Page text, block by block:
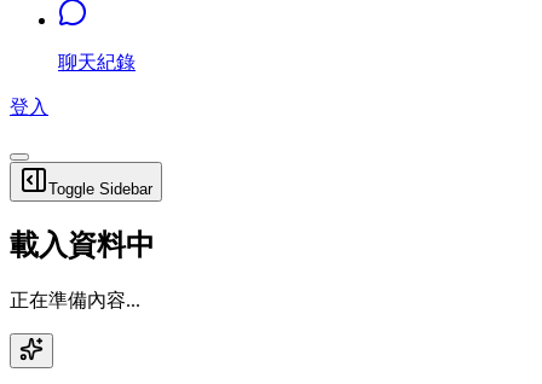
聊天紀錄
登入
Toggle Sidebar
載入資料中
正在準備內容...